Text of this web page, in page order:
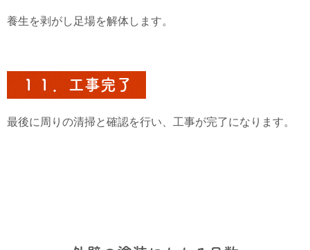
養生を剥がし足場を解体します。
１１．工事完了
最後に周りの清掃と確認を行い、工事が完了になります。